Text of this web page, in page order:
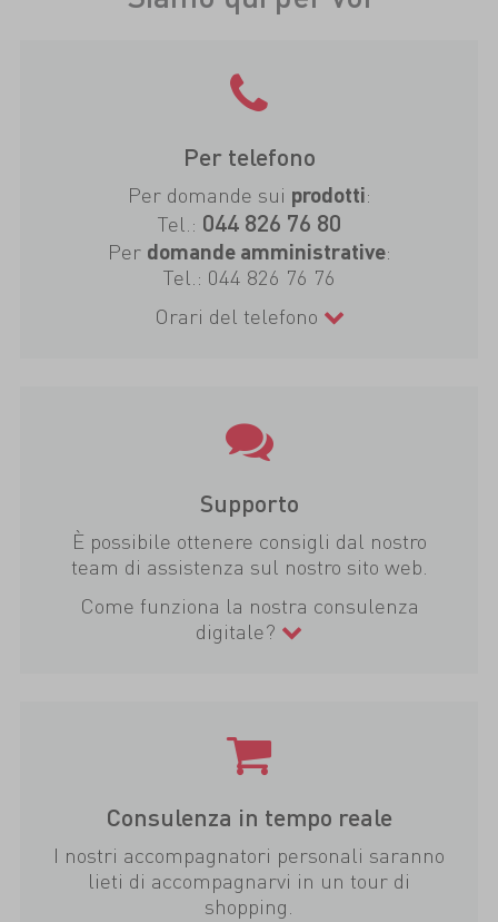
Per telefono
Per domande sui prodotti:
Tel.: 044 826 76 80
Per domande amministrative:
Tel.: 044 826 76 76
Orari del telefono
Supporto
È possibile ottenere consigli dal nostro
team di assistenza sul nostro sito web.
Come funziona la nostra consulenza
digitale?
Consulenza in tempo reale
I nostri accompagnatori personali saranno
lieti di accompagnarvi in un tour di
shopping.